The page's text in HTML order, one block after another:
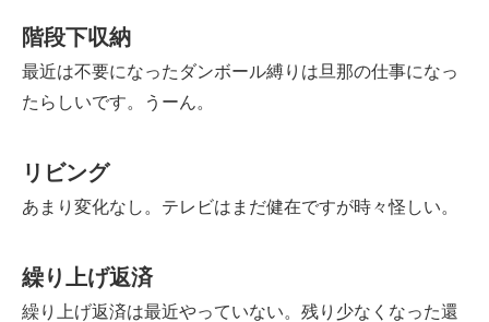
階段下収納
最近は不要になったダンボール縛りは旦那の仕事になっ
たらしいです。うーん。
リビング
あまり変化なし。テレビはまだ健在ですが時々怪しい。
繰り上げ返済
繰り上げ返済は最近やっていない。残り少なくなった還